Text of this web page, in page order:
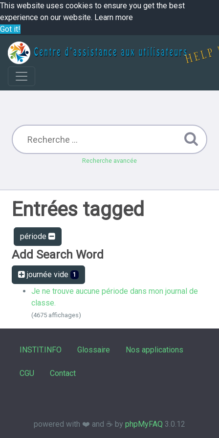
This website uses cookies to ensure you get the best
experience on our website. Learn more
Got it!
Recherche avancée
Entrées tagged
période
Add Search Word
journée vide 1
Je ne trouve aucune période dans mon journal de
classe.
(4675 affichages)
INSTIT.INFO Glossaire Nos applications
CGU Contact
powered with ❤️ and ☕️ by phpMyFAQ 3.0.12